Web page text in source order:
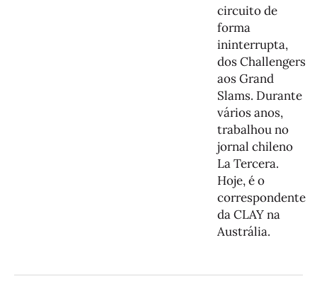
circuito de
forma
ininterrupta,
dos Challengers
aos Grand
Slams. Durante
vários anos,
trabalhou no
jornal chileno
La Tercera.
Hoje, é o
correspondente
da CLAY na
Austrália.